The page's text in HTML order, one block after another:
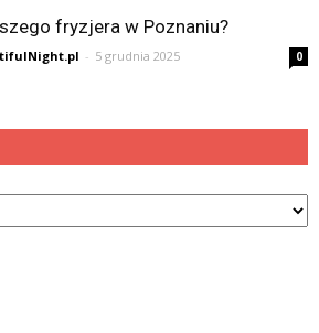
fryzjera w Poznaniu?
- 5 grudnia 2025 0